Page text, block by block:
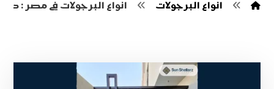
انواع البرجولات انواع البرجولات في مصر :